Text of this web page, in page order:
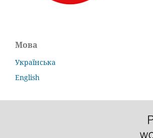
Мова
Українська
English